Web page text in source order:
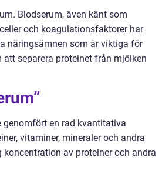
Blodserum, även känt som
och koagulationsfaktorer har
näringsämnen som är viktiga för
separera proteinet från mjölken
genomfört en rad kvantitativa
vitaminer, mineraler och andra
av proteiner och andra